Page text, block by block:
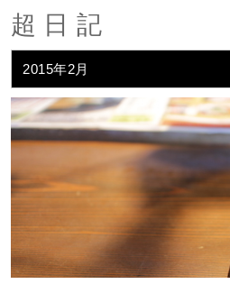
超日記
2015年2月